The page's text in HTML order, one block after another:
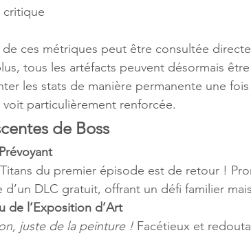
critique
de ces métriques peut être consultée
tous les artéfacts peuvent désormais
les stats de manière permanente une
voit particulièrement renforcée.
de Boss
Titans du premier épisode est de retour !
DLC gratuit, offrant un défi familier
de l’Exposition d’Art
juste de la peinture ! Facétieux et